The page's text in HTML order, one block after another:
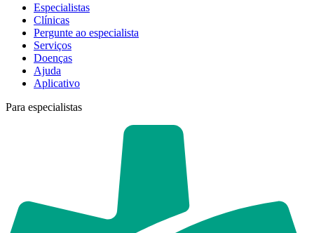
Especialistas
Clínicas
Pergunte ao especialista
Serviços
Doenças
Ajuda
Aplicativo
Para especialistas